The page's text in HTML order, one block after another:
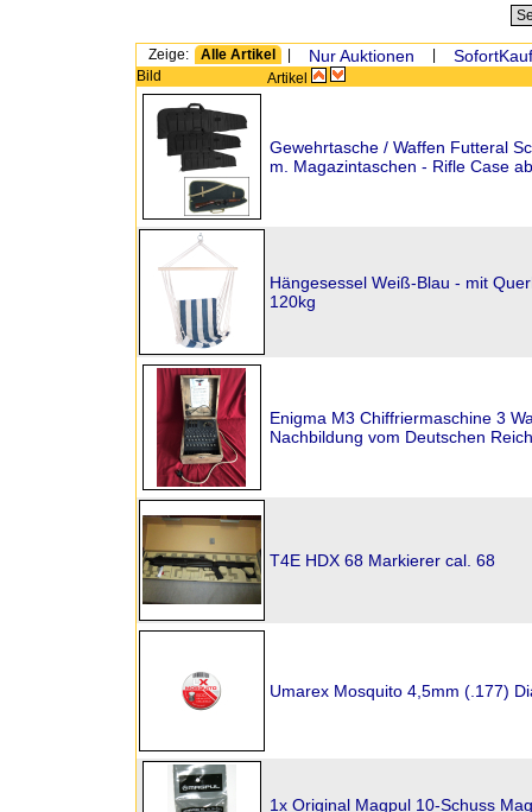
Zeige: Alle Artikel Nur Auktionen
Bild Artikel
Gewehrtasche / Waffen Futteral
m. Magazintaschen - Rifle Case
Hängesessel Weiß-Blau - mit
120kg
Enigma M3 Chiffriermaschine 3
Nachbildung vom Deutschen Reich
T4E HDX 68 Markierer cal. 68
Umarex Mosquito 4,5mm (.177)
1x Original Magpul 10-Schuss